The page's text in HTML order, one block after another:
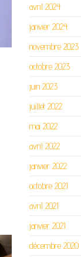
avril 2024
janvier 2024
novembre 2023
octobre 2023
juin 2023
juillet 2022
mai 2022
avril 2022
janvier 2022
octobre 2021
avril 2021
janvier 2021
décembre 2020